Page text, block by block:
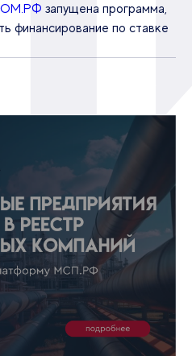
запущена программа,
финансирование по ставке